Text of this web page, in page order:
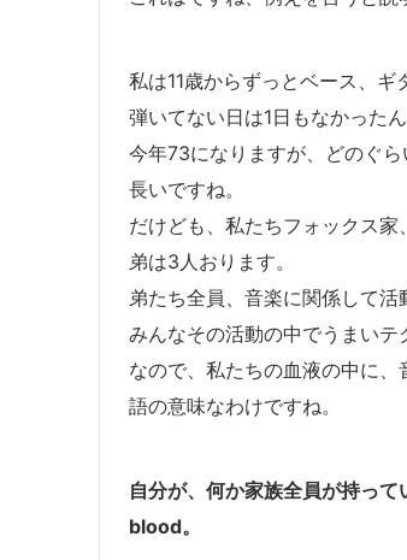
私は11歳からずっとベース、ギ
弾いてない日は1日もなかったん
今年73になりますが、どのぐ
長いですね。
だけども、私たちフォックス
弟は3人おります。
弟たち全員、音楽に関係して活
みんなその活動の中でうまいテ
なので、私たちの血液の中に
語の意味なわけですね。
自分が、何か家族全員が持って
blood。